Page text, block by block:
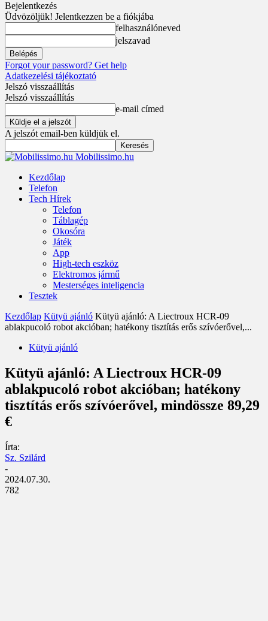
Bejelentkezés
Üdvözöljük! Jelentkezzen be a fiókjába
felhasználóneved
jelszavad
Forgot your password? Get help
Adatkezelési tájékoztató
Jelszó visszaállítás
Jelszó visszaállítás
e-mail címed
A jelszót email-ben küldjük el.
Mobilissimo.hu
Kezdőlap
Telefon
Tech Hírek
Telefon
Táblagép
Okosóra
Játék
App
High-tech eszköz
Elektromos jármű
Mesterséges inteligencia
Tesztek
Kezdőlap Kütyü ajánló Kütyü ajánló: A Liectroux HCR-09
ablakpucoló robot akcióban; hatékony tisztítás erős szívóerővel,...
Kütyü ajánló
Kütyü ajánló: A Liectroux HCR-09
ablakpucoló robot akcióban; hatékony
tisztítás erős szívóerővel, mindössze 89,29
€
Írta:
Sz. Szilárd
-
2024.07.30.
782